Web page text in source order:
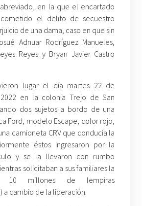
en la que el encartado
el delito de secuestro
de una dama, caso en que sin
Adnuar Rodríguez Manueles,
Reyes y Bryan Javier Castro
lugar el día martes 22 de
en la colonia Trejo de San
dos sujetos a bordo de una
Ford, modelo Escape, color rojo,
camioneta CRV que conducía la
éstos ingresaron por la
y se la llevaron con rumbo
solicitaban a sus familiares la
10 millones de lempiras
a cambio de la liberación.